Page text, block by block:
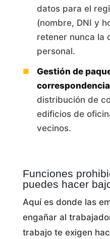
datos para el
(nombre, DNI y
retener nunca la
personal.
Gestión de
distribución de
edificios de
vecinos.
Funciones
puedes hacer
Aquí es donde las
engañar al
trabajo te exigen